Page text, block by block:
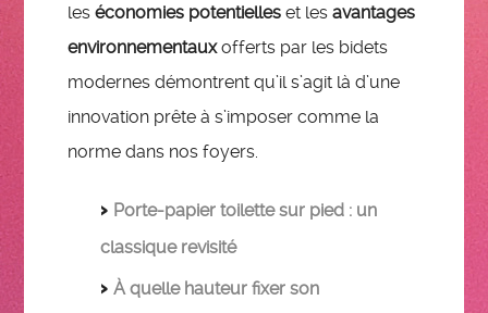
leséconomies potentielles et lesavantages
environnementauxofferts par les bidets
modernes démontrent qu’il s’agit là d’une
innovation prête à s’imposer comme la
norme dans nos foyers.
Porte-papier toilette sur pied : un
classique revisité
À quelle hauteur fixer son